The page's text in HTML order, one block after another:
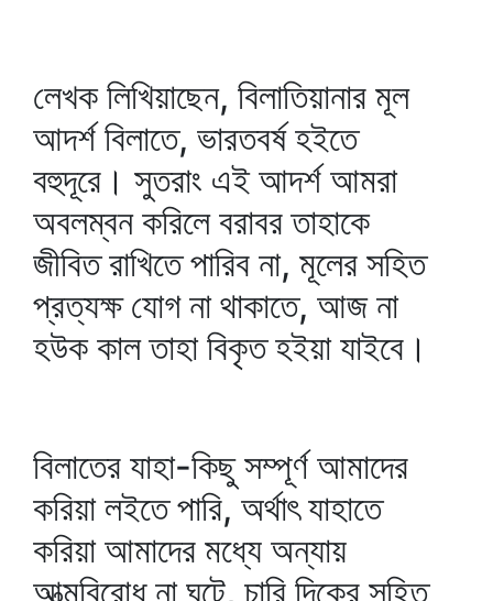
লেখক লিখিয়াছেন, বিলাতিয়ানার মূল
আদর্শ বিলাতে, ভারতবর্ষ হইতে
বহুদূরে। সুতরাং এই আদর্শ আমরা
অবলম্বন করিলে বরাবর তাহাকে
জীবিত রাখিতে পারিব না, মূলের সহিত
প্রত্যক্ষ যোগ না থাকাতে, আজ না
হউক কাল তাহা বিকৃত হইয়া যাইবে।
বিলাতের যাহা-কিছু সম্পূর্ণ আমাদের
করিয়া লইতে পারি, অর্থাৎ যাহাতে
করিয়া আমাদের মধ্যে অন্যায়
আত্মবিরোধ না ঘটে, চারি দিকের সহিত